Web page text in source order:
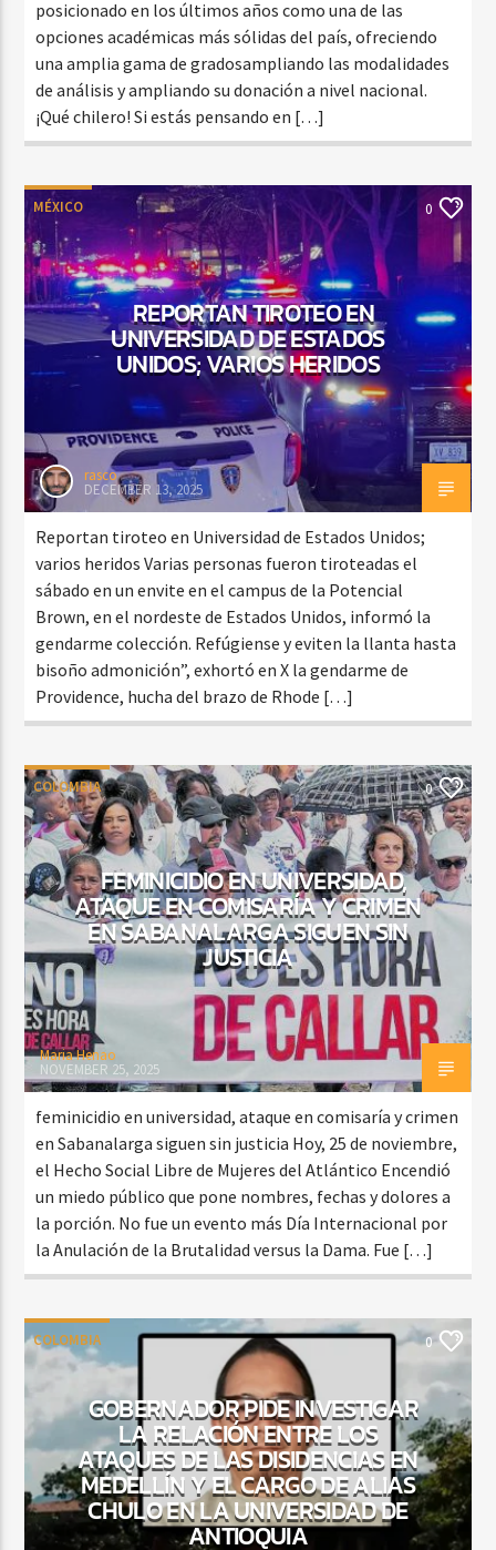
posicionado en los últimos años como una de las
opciones académicas más sólidas del país, ofreciendo
una amplia gama de gradosampliando las modalidades
de análisis y ampliando su donación a nivel nacional.
¡Qué chilero! Si estás pensando en […]
MÉXICO 0
REPORTAN TIROTEO EN
UNIVERSIDAD DE ESTADOS
UNIDOS; VARIOS HERIDOS
rasco
DECEMBER 13, 2025
Reportan tiroteo en Universidad de Estados Unidos;
varios heridos Varias personas fueron tiroteadas el
sábado en un envite en el campus de la Potencial
Brown, en el nordeste de Estados Unidos, informó la
gendarme colección. Refúgiense y eviten la llanta hasta
bisoño admonición”, exhortó en X la gendarme de
Providence, hucha del brazo de Rhode […]
COLOMBIA 0
FEMINICIDIO EN UNIVERSIDAD,
ATAQUE EN COMISARÍA Y CRIMEN
EN SABANALARGA SIGUEN SIN
JUSTICIA
Maria Henao
NOVEMBER 25, 2025
feminicidio en universidad, ataque en comisaría y crimen
en Sabanalarga siguen sin justicia Hoy, 25 de noviembre,
el Hecho Social Libre de Mujeres del Atlántico Encendió
un miedo público que pone nombres, fechas y dolores a
la porción. No fue un evento más Día Internacional por
la Anulación de la Brutalidad versus la Dama. Fue […]
COLOMBIA 0
GOBERNADOR PIDE INVESTIGAR
LA RELACIÓN ENTRE LOS
ATAQUES DE LAS DISIDENCIAS EN
MEDELLÍN Y EL CARGO DE ALIAS
CHULO EN LA UNIVERSIDAD DE
ANTIOQUIA